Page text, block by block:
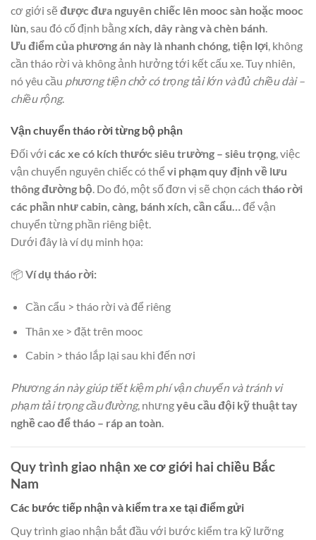
cơ giới sẽ được đưa nguyên chiếc lên mooc sàn hoặc mooc
lùn , sau đó cố định bằngxích, dây ràng và chèn bánh
Ưu điểm của phương án này là nhanh chóng, tiện lợi , không
cần tháo rời và không ảnh hưởng tới kết cấu xe. Tuy nhiên,
nó yêu cầu phương tiện chở có trọng tải lớn và đủ chiều dài –
chiều rộng.
Vận chuyển tháo rời từng bộ phận
Đối với các xe có kích thước siêu trường – siêu trọng, việc
vận chuyển nguyên chiếc có thể vi phạm quy định về lưu
thông đường bộ. Do đó, một số đơn vị sẽ chọn cách tháo rời
các phần như cabin, càng, bánh xích, cần cẩu…để vận
chuyển từng phần riêng biệt.
Dưới đây là ví dụ minh họa:
📦 Ví dụ tháo rời:
Cần cẩu > tháo rời và để riêng
Thân xe > đặt trên mooc
Cabin > tháo lắp lại sau khi đến nơi
Phương án này giúp tiết kiệm phí vận chuyển và tránh vi
phạm tải trọng cầu đường, nhưngyêu cầu đội kỹ thuật tay
nghề cao để tháo – ráp an toàn.
Quy trình giao nhận xe cơ giới hai chiều Bắc
Nam
Các bước tiếp nhận và kiểm tra xe tại điểm gửi
Quy trình giao nhận bắt đầu với bước kiểm tra kỹ lưỡng